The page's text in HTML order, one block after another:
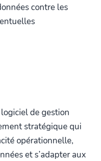
contre les
de gestion
stratégique qui
opérationnelle,
et s’adapter aux